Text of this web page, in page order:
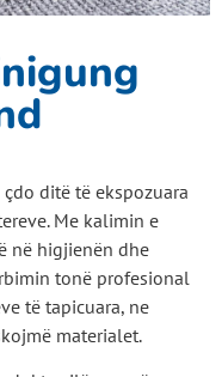
ditë të ekspozuara
Me kalimin e
në higjienën dhe
tonë profesional
të tapicuara, ne
materialet.